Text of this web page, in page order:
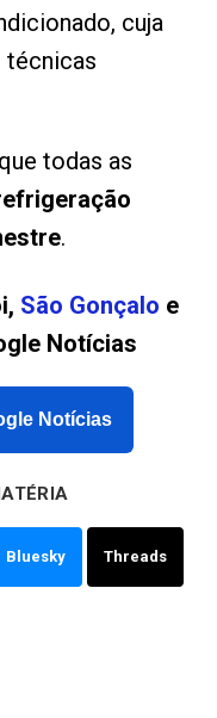
cuja
técnicas
todas as
.
São Gonçalo e
Notícias
Notícias
Bluesky Threads